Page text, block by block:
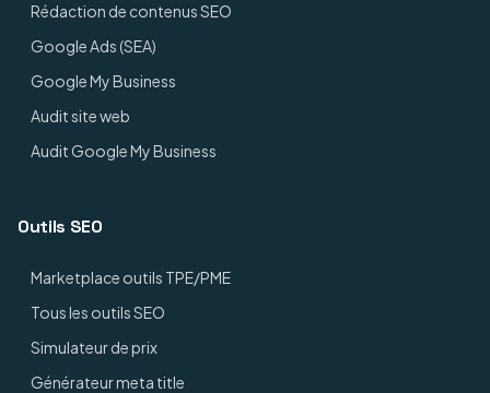
Rédaction de contenus SEO
Google Ads (SEA)
Google My Business
Audit site web
Audit Google My Business
Outils SEO
Marketplace outils TPE/PME
Tous les outils SEO
Simulateur de prix
Générateur meta title